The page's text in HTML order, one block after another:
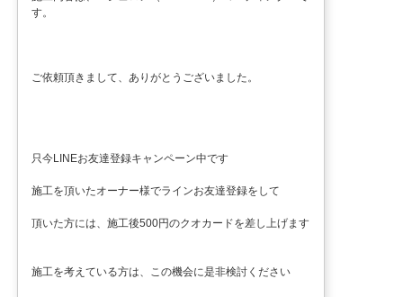
す。
ご依頼頂きまして、ありがとうございました。
只今LINEお友達登録キャンペーン中です
施工を頂いたオーナー様でラインお友達登録をして
頂いた方には、施工後500円のクオカードを差し上げます
施工を考えている方は、この機会に是非検討ください